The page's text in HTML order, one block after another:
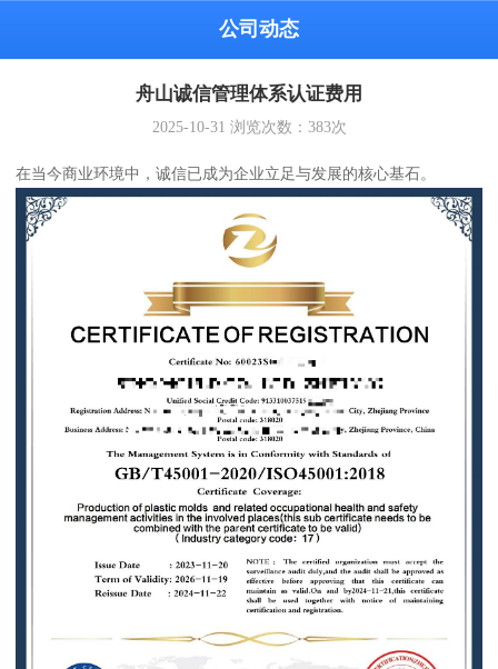
公司动态
舟山诚信管理体系认证费用
2025-10-31 浏览次数： 383次
在当今商业环境中，诚信已成为企业立足与发展的核心基石。